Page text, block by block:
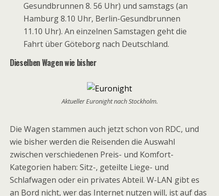
Gesundbrunnen 8. 56 Uhr) und samstags (an
Hamburg 8.10 Uhr, Berlin-Gesundbrunnen
11.10 Uhr). An einzelnen Samstagen geht die
Fahrt über Göteborg nach Deutschland.
Dieselben Wagen wie bisher
Aktueller Euronight nach Stockholm.
Die Wagen stammen auch jetzt schon von RDC, und
wie bisher werden die Reisenden die Auswahl
zwischen verschiedenen Preis- und Komfort-
Kategorien haben: Sitz-, geteilte Liege- und
Schlafwagen oder ein privates Abteil. W-LAN gibt es
an Bord nicht, wer das Internet nutzen will, ist auf das